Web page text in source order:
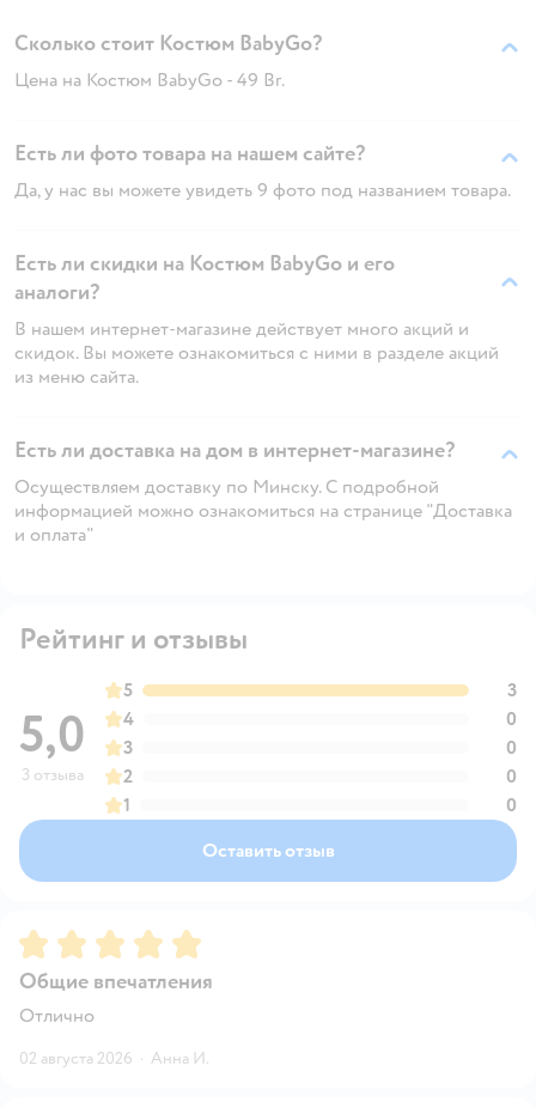
Сколько стоит Костюм BabyGo?
Цена на Костюм BabyGo - 49 Br.
Есть ли фото товара на нашем сайте?
Да, у нас вы можете увидеть 9 фото под названием товара.
Есть ли скидки на Костюм BabyGo и его
аналоги?
В нашем интернет-магазине действует много акций и
скидок. Вы можете ознакомиться с ними в разделе акций
из меню сайта.
Есть ли доставка на дом в интернет-магазине?
Осуществляем доставку по Минску. С подробной
информацией можно ознакомиться на странице "Доставка
и оплата"
Рейтинг и отзывы
5,0
3 отзыва
5
3
4
0
3
0
2
0
1
0
Оставить отзыв
Рейтинг:5
Общие впечатления
Отлично
02 августа 2026 · Анна И.